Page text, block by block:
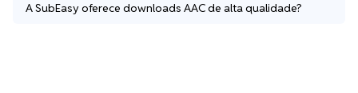
A SubEasy oferece downloads AAC de alta qualidade?